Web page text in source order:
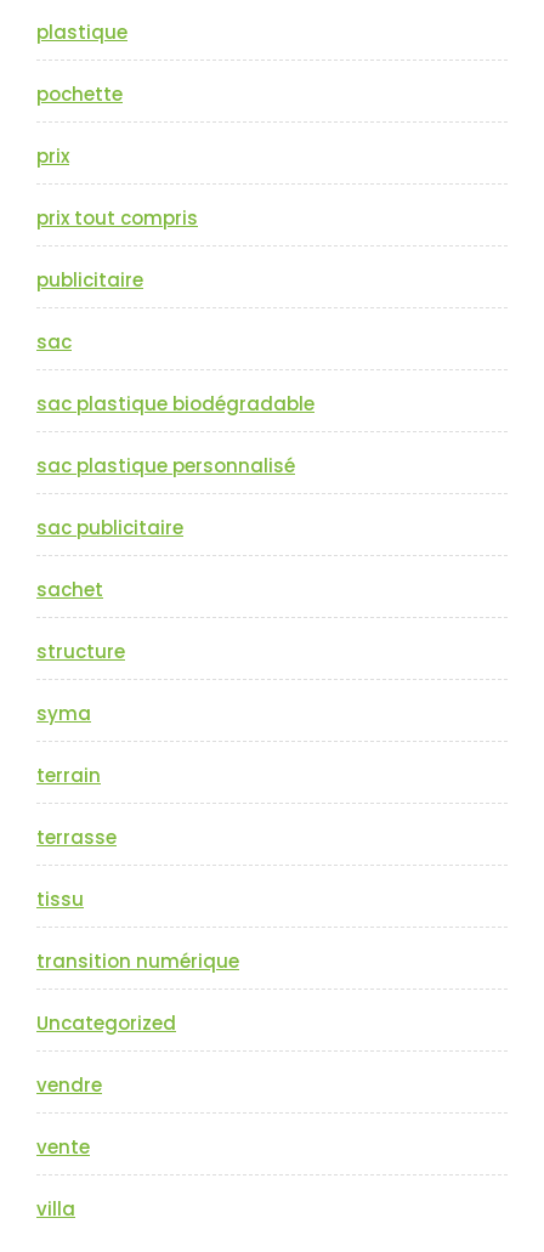
plastique
pochette
prix
prix tout compris
publicitaire
sac
sac plastique biodégradable
sac plastique personnalisé
sac publicitaire
sachet
structure
syma
terrain
terrasse
tissu
transition numérique
Uncategorized
vendre
vente
villa